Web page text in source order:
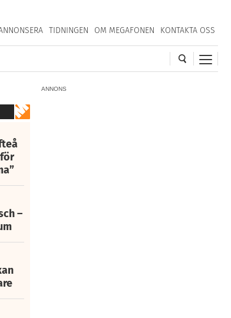
TIDNINGEN OM MEGAFONEN KONTAKTA OSS
ANNONS
–